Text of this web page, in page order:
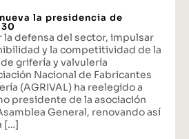
la presidencia de
la defensa del sector, impulsar
y la competitividad de la
grifería y valvulería
Nacional de Fabricantes
(AGRIVAL) ha reelegido a
presidente de la asociación
General, renovando así
[…]